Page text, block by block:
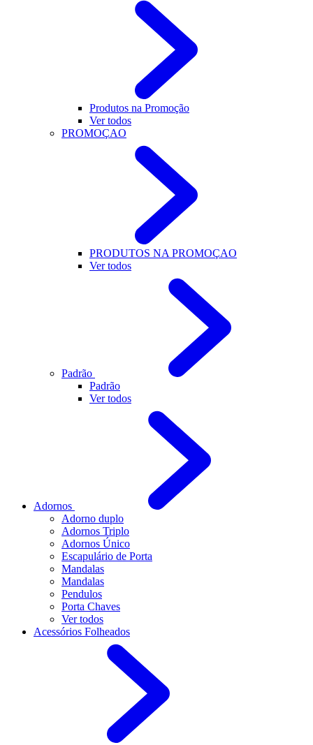
Produtos na Promoção
Ver todos
PROMOÇAO
PRODUTOS NA PROMOÇAO
Ver todos
Padrão
Padrão
Ver todos
Adornos
Adorno duplo
Adornos Triplo
Adornos Único
Escapulário de Porta
Mandalas
Mandalas
Pendulos
Porta Chaves
Ver todos
Acessórios Folheados